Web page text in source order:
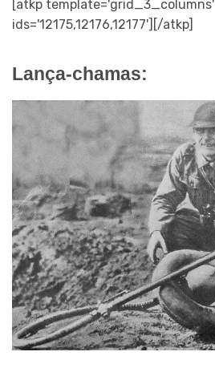
[atkp template='grid_3_columns'
ids='12175,12176,12177'][/atkp]
Lança-chamas: